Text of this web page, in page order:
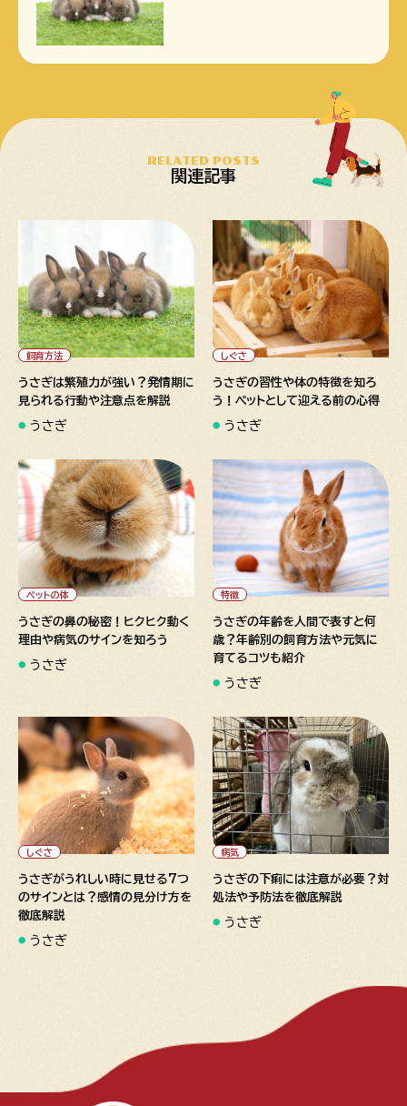
RELATED POSTS
関連記事
" alt="うさぎは繁殖力が強
い？発情期に見られる行動や注
意点を解説">
飼育方法
うさぎは繁殖力が強い？発情期に
見られる行動や注意点を解説
うさぎ
" alt="うさぎの習性や体の特
徴を知ろう！ペットとして迎え
る前の心得">
しぐさ
うさぎの習性や体の特徴を知ろ
う！ペットとして迎える前の心得
うさぎ
" alt="うさぎの鼻の秘密！ヒ
クヒク動く理由や病気のサイン
を知ろう">
ペットの体
うさぎの鼻の秘密！ヒクヒク動く
理由や病気のサインを知ろう
うさぎ
" alt="うさぎの年齢を人間で
表すと何歳？年齢別の飼育方法
や元気に育てるコツも紹介">
特徴
うさぎの年齢を人間で表すと何
歳？年齢別の飼育方法や元気に
育てるコツも紹介
うさぎ
" alt="うさぎがうれしい時に
見せる7つのサインとは？感情
の見分け方を徹底解説">
しぐさ
うさぎがうれしい時に見せる7つ
のサインとは？感情の見分け方を
徹底解説
うさぎ
" alt="うさぎの下痢には注意
が必要？対処法や予防法を徹
底解説">
病気
うさぎの下痢には注意が必要？対
処法や予防法を徹底解説
うさぎ